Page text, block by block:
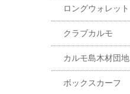
ロングウォレット
クラブカルモ
カルモ島木材団地
ボックスカーフ